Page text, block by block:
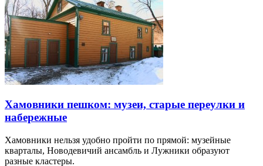
Хамовники пешком: музеи, старые переулки и
набережные
Хамовники нельзя удобно пройти по прямой: музейные
кварталы, Новодевичий ансамбль и Лужники образуют
разные кластеры.